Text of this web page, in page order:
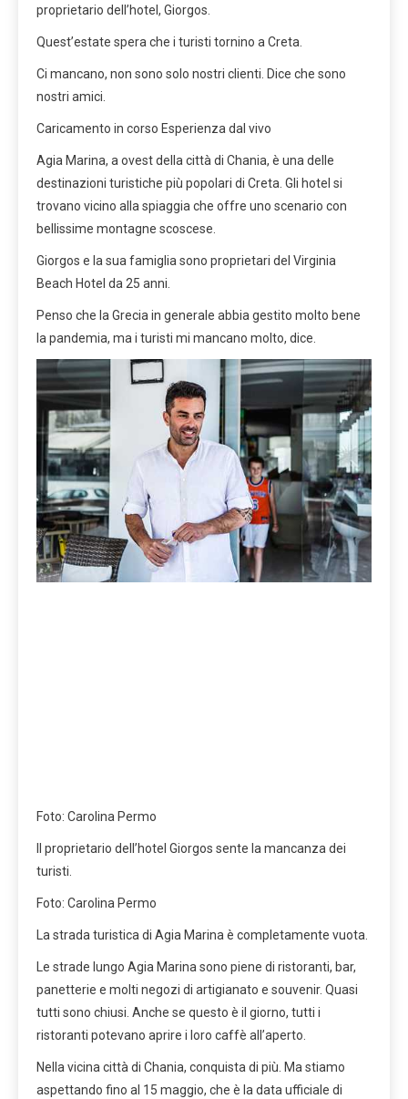
proprietario dell’hotel, Giorgos.
Quest’estate spera che i turisti tornino a Creta.
Ci mancano, non sono solo nostri clienti. Dice che sono
nostri amici.
Caricamento in corso Esperienza dal vivo
Agia Marina, a ovest della città di Chania, è una delle
destinazioni turistiche più popolari di Creta. Gli hotel si
trovano vicino alla spiaggia che offre uno scenario con
bellissime montagne scoscese.
Giorgos e la sua famiglia sono proprietari del Virginia
Beach Hotel da 25 anni.
Penso che la Grecia in generale abbia gestito molto bene
la pandemia, ma i turisti mi mancano molto, dice.
Foto: Carolina Permo
Il proprietario dell’hotel Giorgos sente la mancanza dei
turisti.
Foto: Carolina Permo
La strada turistica di Agia Marina è completamente vuota.
Le strade lungo Agia Marina sono piene di ristoranti, bar,
panetterie e molti negozi di artigianato e souvenir. Quasi
tutti sono chiusi. Anche se questo è il giorno, tutti i
ristoranti potevano aprire i loro caffè all’aperto.
Nella vicina città di Chania, conquista di più. Ma stiamo
aspettando fino al 15 maggio, che è la data ufficiale di